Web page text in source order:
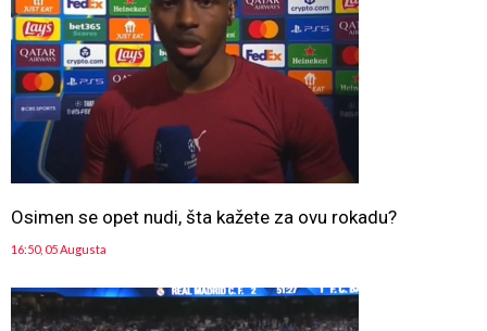
Osimen se opet nudi, šta kažete za ovu rokadu?
16:50, 05 Augusta